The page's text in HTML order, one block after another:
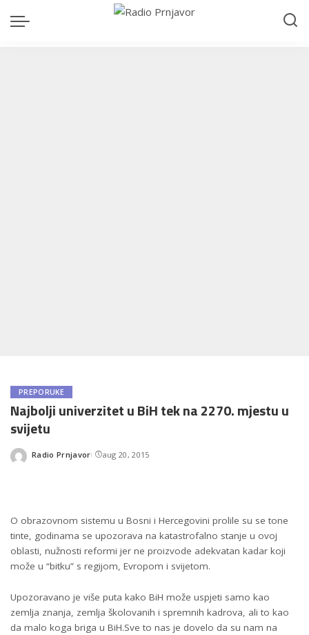
PREPORUKE
Najbolji univerzitet u BiH tek na 2270. mjestu u
svijetu
Posted
Radio Prnjavor aug 20, 2015
O obrazovnom sistemu u Bosni i Hercegovini prolile su se tone
tinte, godinama se upozorava na katastrofalno stanje u ovoj
oblasti, nužnosti reformi jer ne proizvode adekvatan kadar koji
može u “bitku” s regijom, Evropom i svijetom.
Upozoravano je više puta kako BiH može uspjeti samo kao
zemlja znanja, zemlja školovanih i spremnih kadrova, ali to kao
da malo koga briga u BiH.Sve to nas je dovelo da su nam na